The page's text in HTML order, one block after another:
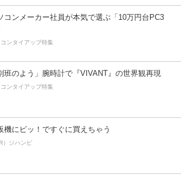
コンメーカー社員が本気で選ぶ「10万円台PC3
コンタイアップ特集
班のよう」腕時計で『VIVANT』の世界観再現
コンタイアップ特集
機にピッ！ですぐに買えちゃう
）ジハンピ